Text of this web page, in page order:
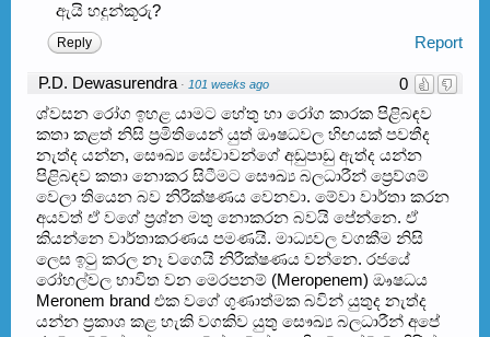
ඇයි හදුන්කූරු?
Report
Reply
0
P.D. Dewasurendra · 101 weeks ago
ශ්වසන රෝග ඉහළ යාමට හේතු හා රෝග කාරක පිළිබඳව
කතා කළත් නිසි ප්‍රමිතියෙන් යුත් ඖෂධවල හිඟයක් පවතීද
නැත්ද යන්න, සෞඛ්‍ය සේවාවන්ගේ අඩුපාඩු ඇත්ද යන්න
පිළිබඳව කතා නොකර සිටීමට සෞඛ්‍ය බලධාරීන් ප්‍රෙව්ශම්
වෙලා තියෙන බව නිරීක්ෂණය වෙනවා. මේවා වාර්තා කරන
අයවත් ඒ වගේ ප්‍රශ්න මතු නොකරන බවයි පේන්නෙ. ඒ
කියන්නෙ වාර්තාකරණය පමණයි. මාධ්‍යවල වගකීම නිසි
ලෙස ඉටු කරල නෑ වගෙයි නිරීක්ෂණය වන්නෙ. රජයේ
රෝහල්වල භාවිත වන මෙරපනම් (Meropenem) ඖෂධය
Meronem brand එක වගේ ගුණාත්මක බවින් යුතුද නැත්ද
යන්න ප්‍රකාශ කළ හැකි වගකිව යුතු සෞඛ්‍ය බලධාරීන් අපේ